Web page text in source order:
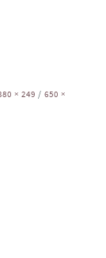
× 249 / 650 ×